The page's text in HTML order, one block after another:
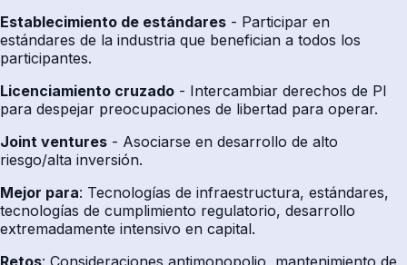
Establecimiento de estándares - Participar en
estándares de la industria que benefician a todos los
participantes.
Licenciamiento cruzado - Intercambiar derechos de PI
para despejar preocupaciones de libertad para operar.
Joint ventures - Asociarse en desarrollo de alto
riesgo/alta inversión.
Mejor para: Tecnologías de infraestructura, estándares,
tecnologías de cumplimiento regulatorio, desarrollo
extremadamente intensivo en capital.